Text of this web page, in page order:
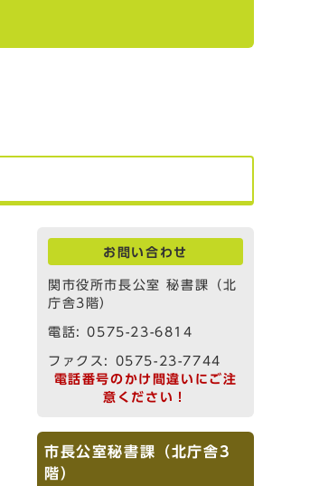
お問い合わせ
関市役所市長公室 秘書課（北
庁舎3階）
電話: 0575-23-6814
ファクス: 0575-23-7744
電話番号のかけ間違いにご注
意ください！
市長公室秘書課（北庁舎3
階）